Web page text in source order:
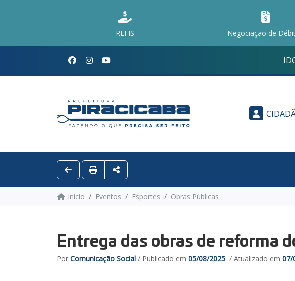
REFIS Negociação de
Início Eventos Esportes Obras Públicas
Entrega das obras de reforma
Por Comunicação Social / Publicado em 05/08/2025 / Atualizado em 07/